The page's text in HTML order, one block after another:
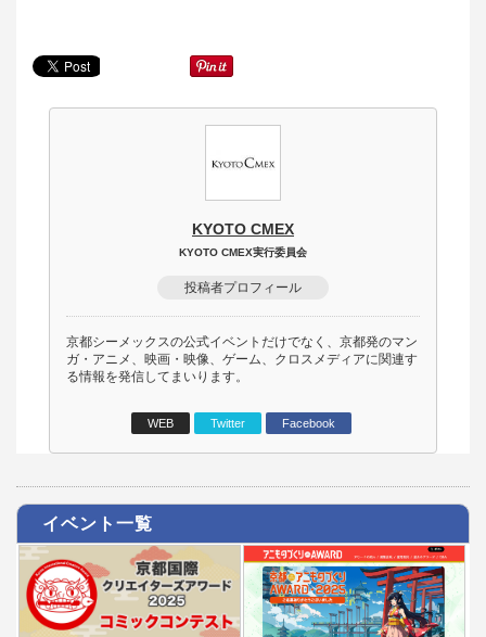
KYOTO CMEX
KYOTO CMEX実行委員会
投稿者プロフィール
京都シーメックスの公式イベントだけでなく、京都発のマン
ガ・アニメ、映画・映像、ゲーム、クロスメディアに関連す
る情報を発信してまいります。
WEB Twitter Facebook
イベント一覧